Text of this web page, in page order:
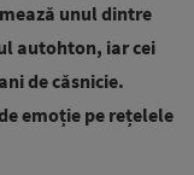
unul dintre
autohton, iar cei
de căsnicie.
emoție pe rețelele